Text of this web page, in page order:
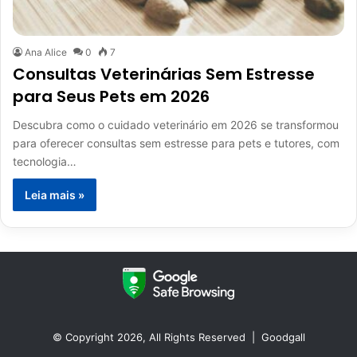
Ana Alice 0 7
Consultas Veterinárias Sem Estresse
para Seus Pets em 2026
Descubra como o cuidado veterinário em 2026 se transformou
para oferecer consultas sem estresse para pets e tutores, com
tecnologia…
Leia mais »
© Copyright 2026, All Rights Reserved | Goodgall